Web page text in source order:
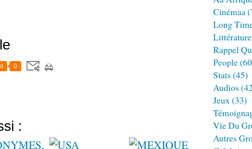
0
:
Cinémaa
Long
Rappel
People
Stats (45)
Audios
Jeux(33)
Vie Du
Autres